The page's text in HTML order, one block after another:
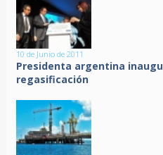
10 de Junio de 2011
Presidenta argentina
regasificación